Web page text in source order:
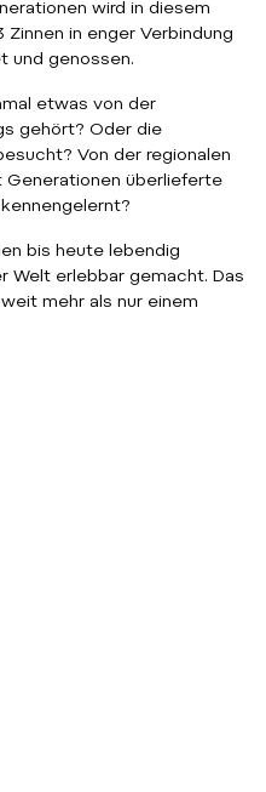
wird in diesem
in enger Verbindung
und genossen.
etwas von der
gehört? Oder die
Von der regionalen
überlieferte
bis heute lebendig
Welt erlebbar gemacht. Das
mehr als nur einem